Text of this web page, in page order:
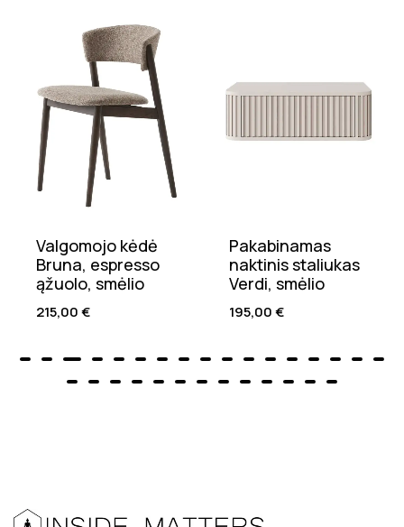
Valgomojo kėdė
Bruna, espresso
ąžuolo, smėlio
215,00€
Pakabinamas
naktinis staliukas
Verdi, smėlio
195,00€